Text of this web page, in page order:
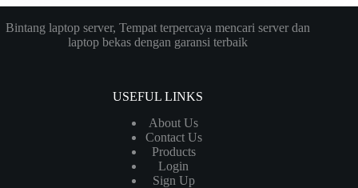
Buat
Gaya,
Ada
Bintang laptop server, Tempat terpercaya mencari server dan
laptop bekas dengan garansi terbaik
USEFUL LINKS
About Us
Contact Us
Products
Login
Sign Up